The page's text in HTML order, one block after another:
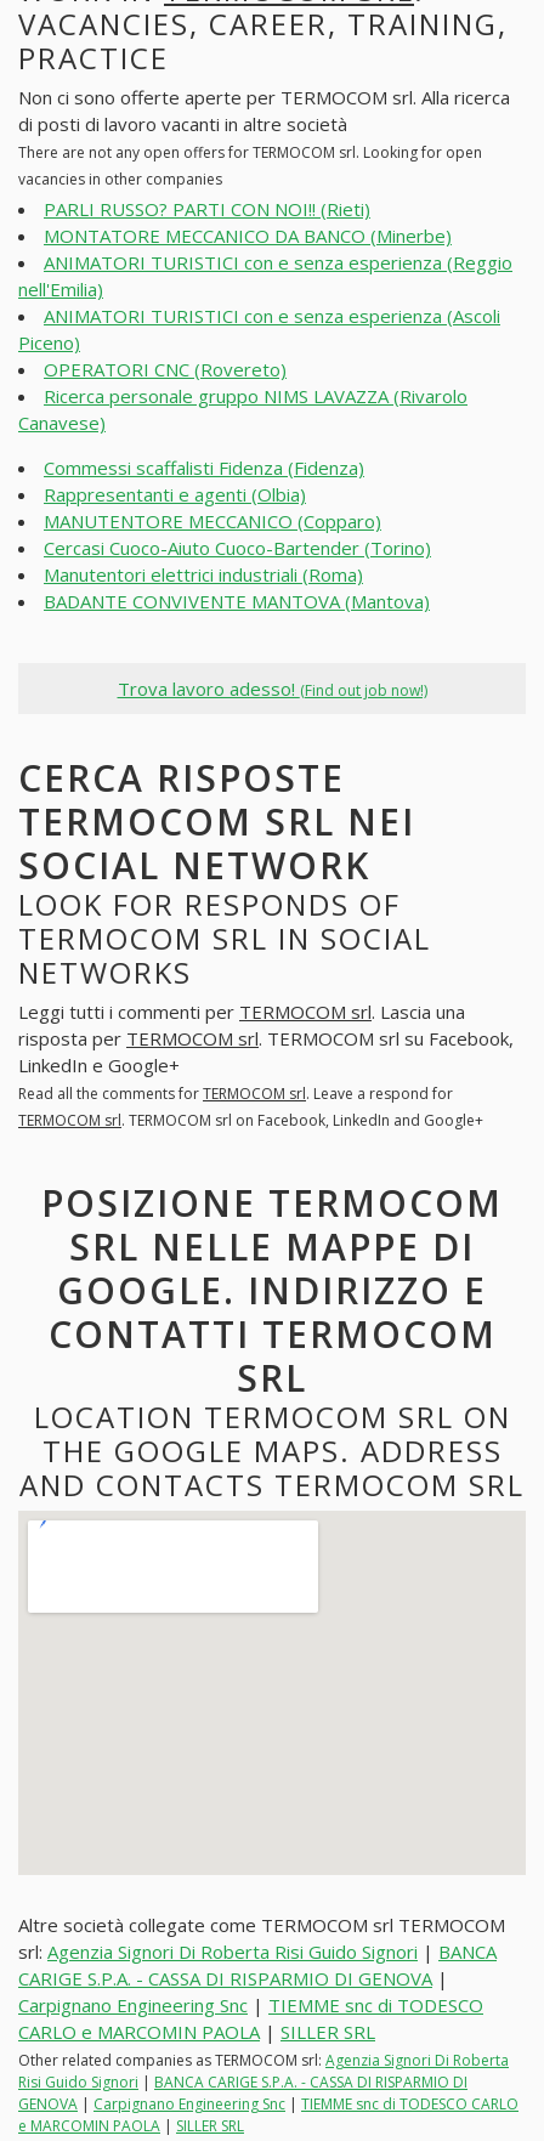
VACANCIES, CAREER, TRAINING,
PRACTICE
Non ci sono offerte aperte per TERMOCOM srl. Alla ricerca
di posti di lavoro vacanti in altre società
There are not any open offers for TERMOCOM srl. Looking for open
vacancies in other companies
PARLI RUSSO? PARTI CON NOI!! (Rieti)
MONTATORE MECCANICO DA BANCO (Minerbe)
ANIMATORI TURISTICI con e senza esperienza (Reggio
nell'Emilia)
ANIMATORI TURISTICI con e senza esperienza (Ascoli
Piceno)
OPERATORI CNC (Rovereto)
Ricerca personale gruppo NIMS LAVAZZA (Rivarolo
Canavese)
Commessi scaffalisti Fidenza (Fidenza)
Rappresentanti e agenti (Olbia)
MANUTENTORE MECCANICO (Copparo)
Cercasi Cuoco-Aiuto Cuoco-Bartender (Torino)
Manutentori elettrici industriali (Roma)
BADANTE CONVIVENTE MANTOVA (Mantova)
Trova lavoro adesso! (Find out job now!)
CERCA RISPOSTE
TERMOCOM SRL NEI
SOCIAL NETWORK
LOOK FOR RESPONDS OF
TERMOCOM SRL IN SOCIAL
NETWORKS
Leggi tutti i commenti per TERMOCOM srl. Lascia una
risposta per TERMOCOM srl. TERMOCOM srl su Facebook,
LinkedIn e Google+
Read all the comments forTERMOCOM srl. Leave a respond for
TERMOCOM srl. TERMOCOM srl on Facebook, LinkedIn and Google+
POSIZIONE TERMOCOM
SRL NELLE MAPPE DI
GOOGLE. INDIRIZZO E
CONTATTI TERMOCOM
SRL
LOCATION TERMOCOM SRL ON
THE GOOGLE MAPS. ADDRESS
AND CONTACTS TERMOCOM SRL
Altre società collegate come TERMOCOM srl TERMOCOM
srl: Agenzia Signori Di Roberta Risi Guido Signori | BANCA
CARIGE S.P.A. - CASSA DI RISPARMIO DI GENOVA|
Carpignano Engineering Snc | TIEMME snc di TODESCO
CARLO e MARCOMIN PAOLA| SILLER SRL
Other related companies as TERMOCOM srl: Agenzia Signori Di Roberta
Risi Guido Signori | BANCA CARIGE S.P.A. - CASSA DI RISPARMIO DI
GENOVA | Carpignano Engineering Snc | TIEMME snc di TODESCO CARLO
e MARCOMIN PAOLA | SILLER SRL